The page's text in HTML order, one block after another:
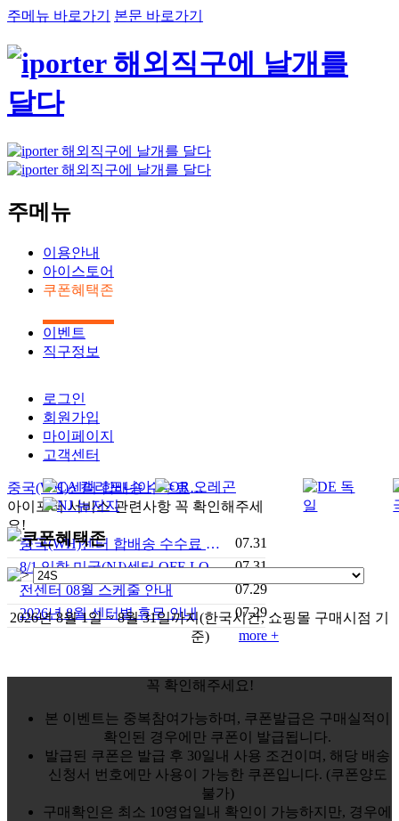
주메뉴 바로가기 본문 바로가기
주메뉴
이용안내
아이스토어
쿠폰혜택존
이벤트
직구정보
로그인
회원가입
마이페이지
고객센터
중국(WH)센터 합배송 수수료 안내
아이포터 서비스 관련사항 꼭 확인해주세
요!
중국(WH)센터 합배송 수수료 안내
07.31
8/1 입항 미국(NJ)센터 OFF-LOAD 안내
07.31
전센터 08월 스케줄 안내
07.29
2026년 8월 센터별 휴무 안내
07.29
more +
2026년 8월 1일 ~ 8월 31일까지(한국시간, 쇼핑몰 구매시점 기
준)
꼭 확인해주세요!
본 이벤트는 중복참여가능하며, 쿠폰발급은 구매실적이
확인된 경우에만 쿠폰이 발급됩니다.
발급된 쿠폰은 발급 후 30일내 사용 조건이며, 해당 배송
신청서 번호에만 사용이 가능한 쿠폰입니다. (쿠폰양도
불가)
구매확인은 최소 10영업일내 확인이 가능하지만, 경우에